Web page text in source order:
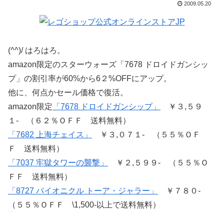
2009.05.20
(^^)/ はろはろ。
amazon限定のスターウォーズ「7678 ドロイドガンシッ
プ」の割引率が60%から6２%OFFにアップ。
他に、何点かセール価格で復活。
amazon限定 「7678 ドロイドガンシップ」
￥３,５９
１- （６２％ＯＦＦ 送料無料）
「7682 上海チェイス」
￥３,０７１- （５５％ＯＦ
Ｆ 送料無料）
「7037 牢獄タワーの襲撃」
￥２,５９９- （５５％Ｏ
ＦＦ 送料無料）
「8727 バイオニクル トーア・ジャラー」
￥７８０-
（５５％ＯＦＦ \1,500-以上で送料無料）